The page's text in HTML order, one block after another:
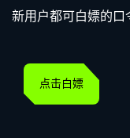
新用户都可白嫖的口
点击白嫖